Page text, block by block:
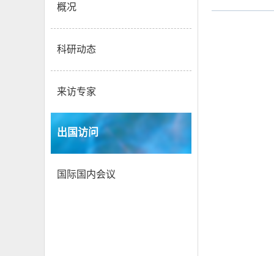
概况
科研动态
来访专家
出国访问
国际国内会议